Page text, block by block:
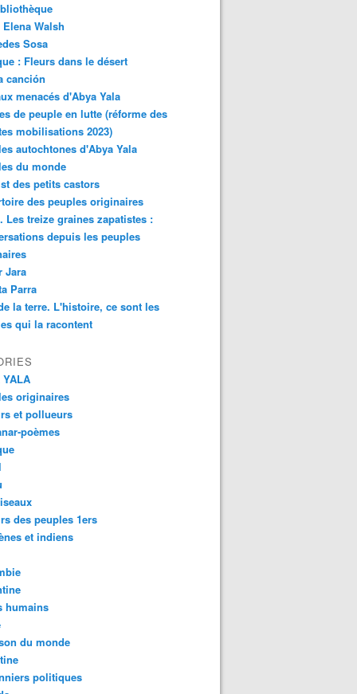
Walsh
Sosa
: Fleurs dans le désert
canción
menacés d'Abya Yala
de peuple en lutte (réforme des
mobilisations 2023)
autochtones d'Abya Yala
du monde
des petits castors
des peuples originaires
Les treize graines zapatistes :
depuis les peuples
Jara
Parra
la terre. L'histoire, ce sont les
qui la racontent
YALA
originaires
et pollueurs
poèmes
des peuples 1ers
et indiens
humains
du monde
politiques